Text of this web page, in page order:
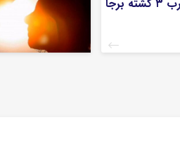
سرمست ـ گیلانغرب ۳ کشته برجا